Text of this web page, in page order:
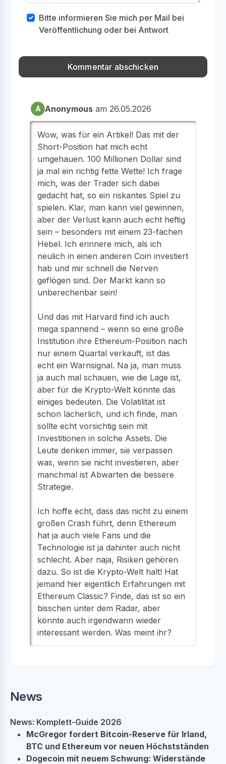
Bitte informieren Sie mich per Mail bei
Veröffentlichung oder bei Antwort
A Anonymous am 26.05.2026
Wow, was für ein Artikel! Das mit der
Short-Position hat mich echt
umgehauen. 100 Millionen Dollar sind
ja mal ein richtig fette Wette! Ich frage
mich, was der Trader sich dabei
gedacht hat, so ein riskantes Spiel zu
spielen. Klar, man kann viel gewinnen,
aber der Verlust kann auch echt heftig
sein – besonders mit einem 23-fachen
Hebel. Ich erinnere mich, als ich
neulich in einen anderen Coin investiert
hab und mir schnell die Nerven
geflögen sind. Der Markt kann so
unberechenbar sein!
Und das mit Harvard find ich auch
mega spannend – wenn so eine große
Institution ihre Ethereum-Position nach
nur einem Quartal verkauft, ist das
echt ein Warnsignal. Na ja, man muss
ja auch mal schauen, wie die Lage ist,
aber für die Krypto-Welt könnte das
einiges bedeuten. Die Volatilität ist
schon lächerlich, und ich finde, man
sollte echt vorsichtig sein mit
Investitionen in solche Assets. Die
Leute denken immer, sie verpassen
was, wenn sie nicht investieren, aber
manchmal ist Abwarten die bessere
Strategie.
Ich hoffe echt, dass das nicht zu einem
großen Crash führt, denn Ethereum
hat ja auch viele Fans und die
Technologie ist ja dahinter auch nicht
schlecht. Aber naja, Risiken gehören
dazu. So ist die Krypto-Welt halt! Hat
jemand hier eigentlich Erfahrungen mit
Ethereum Classic? Finde, das ist so ein
bisschen unter dem Radar, aber
könnte auch irgendwann wieder
interessant werden. Was meint ihr?
News
News: Komplett-Guide 2026
McGregor fordert Bitcoin-Reserve für Irland,
BTC und Ethereum vor neuen Höchstständen
Dogecoin mit neuem Schwung: Widerstände